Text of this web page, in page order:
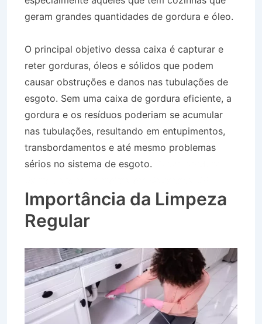
geram grandes quantidades de gordura e óleo.
O principal objetivo dessa caixa é capturar e
reter gorduras, óleos e sólidos que podem
causar obstruções e danos nas tubulações de
esgoto. Sem uma caixa de gordura eficiente, a
gordura e os resíduos poderiam se acumular
nas tubulações, resultando em entupimentos,
transbordamentos e até mesmo problemas
sérios no sistema de esgoto.
Importância da Limpeza
Regular